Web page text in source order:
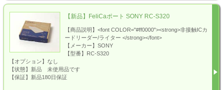
【新品】FeliCaポート SONY RC-S320
【商品説明】<font COLOR="#ff0000"><strong>非接触ICカ
ードリーダー/ライター </strong></font>
【メーカー】SONY
【型番】RC-S320
【オプション】なし
【状態】新品 未使用品です
【保証】新品180日保証